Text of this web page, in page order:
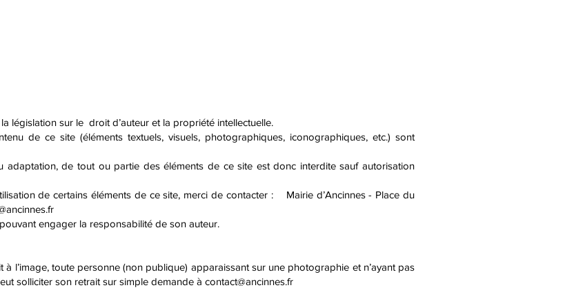
législation sur le droit d’auteur et la propriété intellectuelle.
de ce site (éléments textuels, visuels, photographiques, iconographiques, etc.) sont
adaptation, de tout ou partie des éléments de ce site est donc interdite sauf autorisation
de certains éléments de ce site, merci de contacter : Mairie d’Ancinnes - Place du
engager la responsabilité de son auteur.
l’image, toute personne (non publique) apparaissant sur une photographie et n’ayant pas
solliciter son retrait sur simple demande à contact@ancinnes.fr